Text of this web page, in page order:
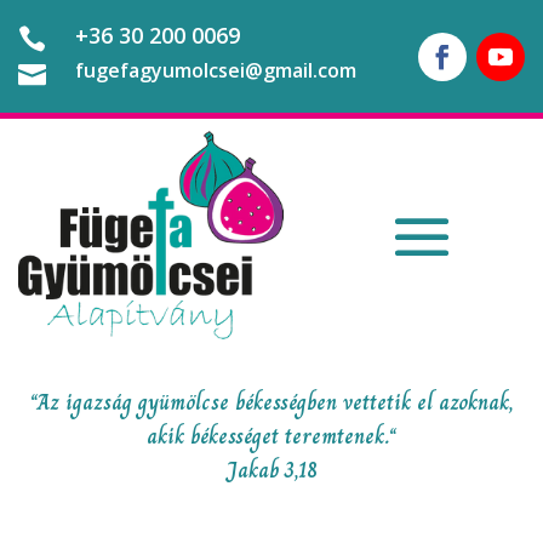
 +36 30 200 0069
 fugefagyumolcsei@gmail.com
“Az igazság gyümölcse békességben vettetik el azoknak,
akik békességet teremtenek.“
Jakab 3,18